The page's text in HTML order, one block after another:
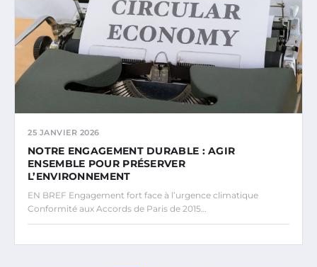
25 JANVIER 2026
NOTRE ENGAGEMENT DURABLE : AGIR
ENSEMBLE POUR PRÉSERVER
L’ENVIRONNEMENT
EN BREF Engagement fort face à l’urgence climatique
Conformité aux Accords de Paris de 2015…